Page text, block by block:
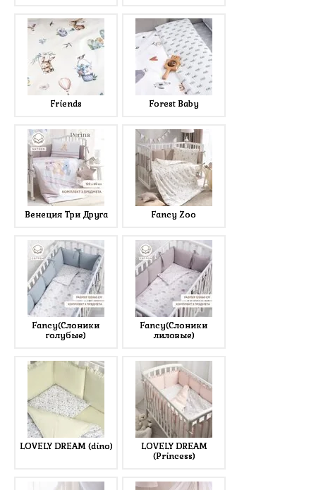
Friends Forest Baby
Венеция Три Друга Fancy Zoo
Fancy(Слоники
голубые)
Fancy(Слоники
лиловые)
LOVELY DREAM (dino)
LOVELY DREAM
(Princess)